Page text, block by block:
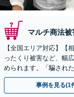
マルチ商法被
【全国エリア対応】【
ったくり被害など、幅
められます。「騙され
早めにご相談ください
事例を見る(1